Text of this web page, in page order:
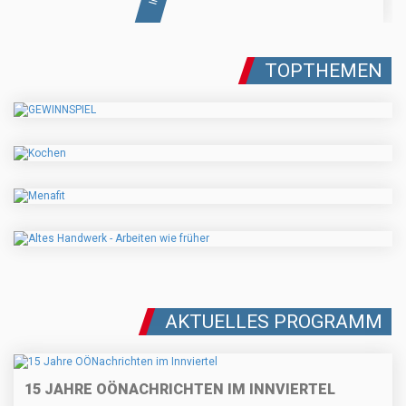
TOPTHEMEN
AKTUELLES PROGRAMM
15 JAHRE OÖNACHRICHTEN IM INNVIERTEL